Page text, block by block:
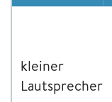
kleiner
Lautsprecher